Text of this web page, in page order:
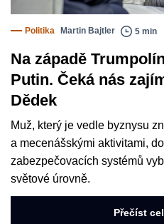
Politika Martin Bajtler 5 min
Na západě
Putin. Čeká nás
Dědek
Muž, který je vedle byznysu
a mecenášskými aktivitami,
zabezpečovacích systémů
světové úrovně.
Přečíst